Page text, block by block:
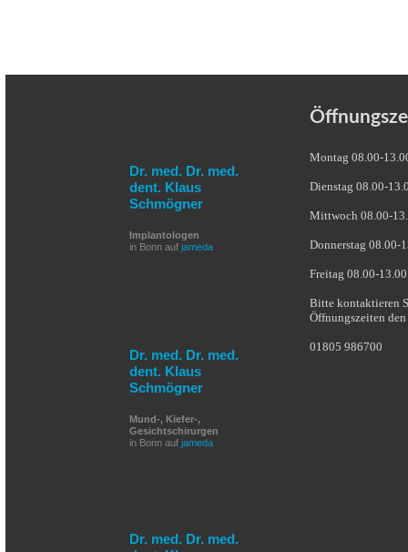
Dr. med. Dr. med.
dent. Klaus
Schmögner
Implantologen
in Bonn auf jameda
Dr. med. Dr. med.
dent. Klaus
Schmögner
Mund-, Kiefer-,
Gesichtschirurgen
in Bonn auf jameda
Dr. med. Dr. med.
Montag 08.00-
Dienstag 08.00-
Mittwoch 08.00-
Donnerstag 08.00-
Freitag 08.00-
Bitte kontaktieren
Öffnungszeiten
01805 986700